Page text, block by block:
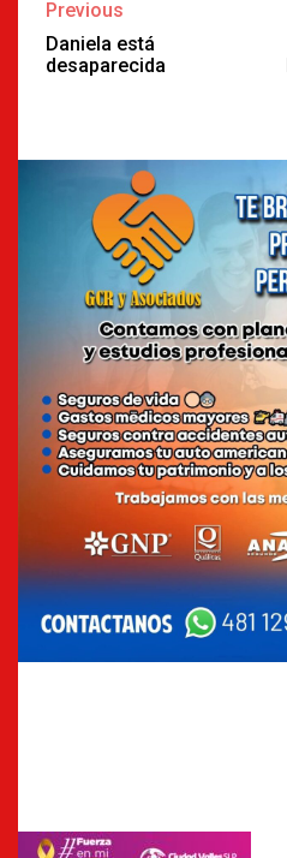
Reading
Previous
Daniela está
desaparecida